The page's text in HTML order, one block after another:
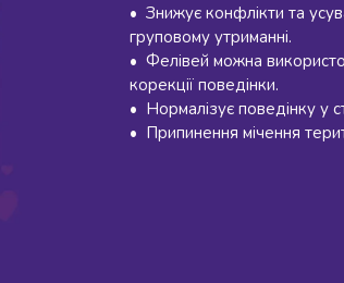
• Знижує конфлікти та
груповому утриманні.
• Фелівей можна
корекції поведінки.
• Нормалізує поведінку у
• Припинення мічення